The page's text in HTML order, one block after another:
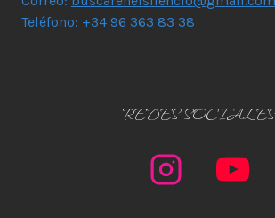
Teléfono: +34 96 363 83 38
REDES SOCIALES